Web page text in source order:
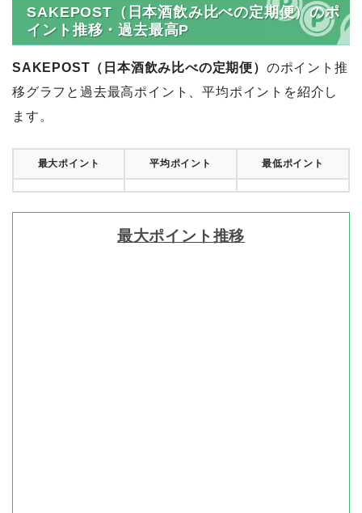
SAKEPOST（日本酒飲み比べの定期便）のポ
イント推移・過去最高P
SAKEPOST（日本酒飲み比べの定期便） のポイント推
移グラフと過去最高ポイント、平均ポイントを紹介し
ます。
最大ポイント 平均ポイント 最低ポイント
最大ポイント推移